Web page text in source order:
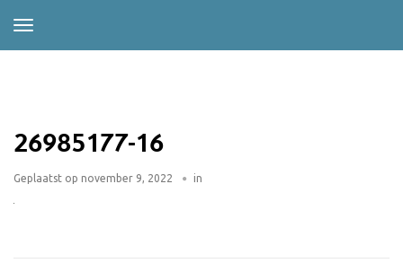
26985177-16
Geplaatst op november 9, 2022 in